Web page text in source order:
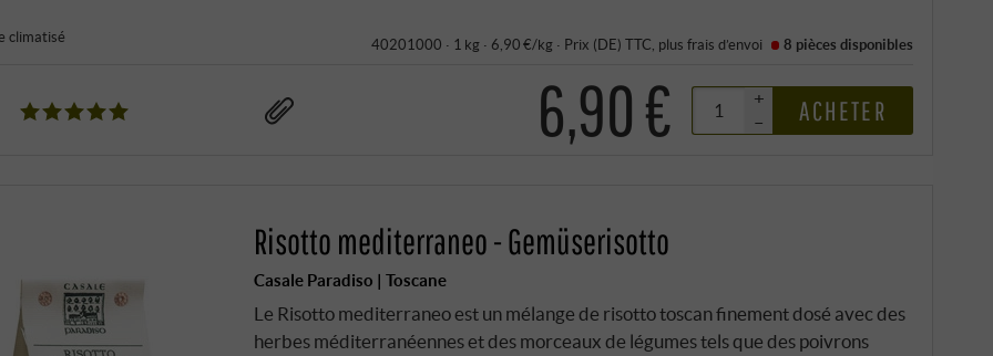
climatisé 40201000 · 1 kg · 6,90 €/kg· Prix (DE) TTC , plus frais d’envoi 8 pièces disponibles
6,90 €
+
–
ACHETER
Risotto mediterraneo - Gemüserisotto
Casale Paradiso | Toscane
Le Risotto mediterraneo est un mélange de risotto toscan finement dosé avec des
herbes méditerranéennes et des morceaux de légumes tels que des poivrons